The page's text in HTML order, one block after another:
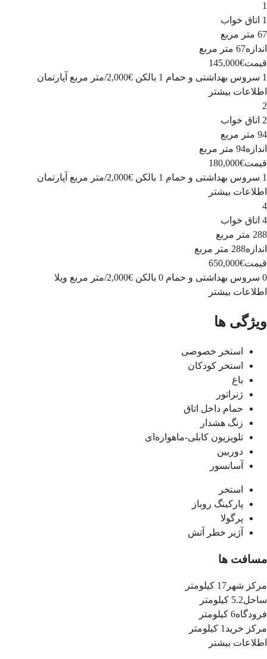
1
1 اتاق خواب
67 متر مربع
اندازه67 متر مربع
قیمت€145,000
1 سروس بهداشتی و حمام
1 بالکن €2,000
/متر مربع آپارتمان
اطلاعات بیشتر
2
2 اتاق خواب
94 متر مربع
اندازه94 متر مربع
قیمت€180,000
1 سروس بهداشتی و حمام
1 بالکن €2,000
/متر مربع آپارتمان
اطلاعات بیشتر
4
4 اتاق خواب
288 متر مربع
اندازه288 متر مربع
قیمت€650,000
0 سروس بهداشتی و حمام
0 بالکن €2,000
/متر مربع ویلا
اطلاعات بیشتر
ویژگی ها
استخر خصوصی
استخر کودکان
باغ
ژنراتور
حمام داخل اتاق
زنگ هشدار
تلویزیون کابلی-ماهواره‌ای
دوربین
آسانسور
استخر
پارکینگ روباز
پرگولا
آژیر خطر آتش
مسافت ها
مرکز شهر 17 کیلومتر
ساحل5.2 کیلومتر
فرودگاه6 کیلومتر
مرکز خرید1 کیلومتر
اطلاعات بیشتر